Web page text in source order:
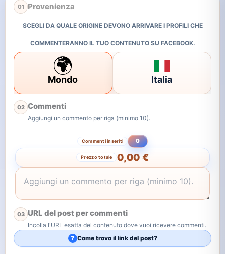
01 Provenienza
SCEGLI DA QUALE ORIGINE DEVONO ARRIVARE I PROFILI CHE
COMMENTERANNO IL TUO CONTENUTO SU FACEBOOK.
🌍
Mondo Italia
02 Commenti
Aggiungi un commento per riga (minimo 10).
Commenti inseriti 0
Prezzo totale 0,00 €
03 URL del post per commenti
Incolla l'URL esatta del contenuto dove vuoi ricevere commenti.
? Come trovo il link del post?